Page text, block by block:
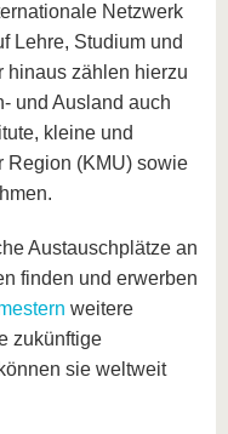
Netzwerk
Lehre, Studium und
hinaus zählen hierzu
und Ausland auch
kleine und
Region (KMU) sowie
Austauschplätze an
finden und erwerben
weitere
zukünftige
sie weltweit